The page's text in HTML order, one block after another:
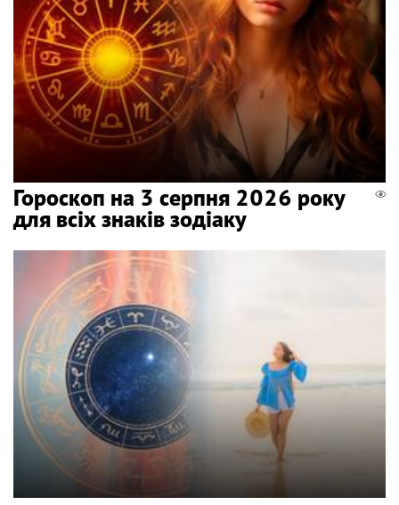
Гороскоп на 3 серпня 2026 року
для всіх знаків зодіаку